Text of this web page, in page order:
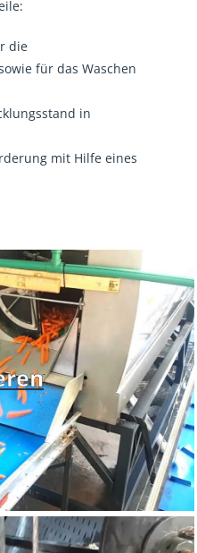
die
für das Waschen
in
mit Hilfe eines